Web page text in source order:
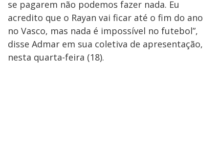
se pagarem não podemos fazer nada. Eu
acredito que o Rayan vai ficar até o fim do ano
no Vasco, mas nada é impossível no futebol”,
disse Admar em sua coletiva de apresentação,
nesta quarta-feira (18).